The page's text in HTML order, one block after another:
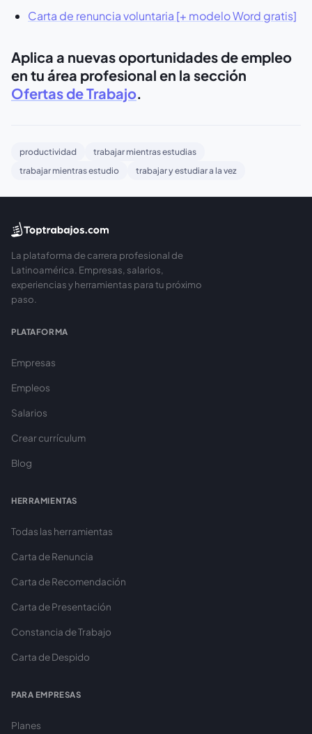
Carta de renuncia voluntaria [+ modelo Word gratis]
Aplica a nuevas oportunidades de empleo
en tu área profesional en la sección
Ofertas de Trabajo.
productividad
trabajar mientras estudias
trabajar mientras estudio
trabajar y estudiar a la vez
La plataforma de carrera profesional de
Latinoamérica. Empresas, salarios,
experiencias y herramientas para tu próximo
paso.
PLATAFORMA
Empresas
Empleos
Salarios
Crear currículum
Blog
HERRAMIENTAS
Todas las herramientas
Carta de Renuncia
Carta de Recomendación
Carta de Presentación
Constancia de Trabajo
Carta de Despido
PARA EMPRESAS
Planes